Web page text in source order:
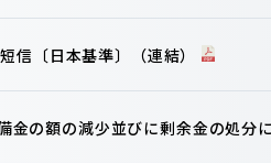
信〔日本基準〕（連結）
金の額の減少並びに剰余金の処分